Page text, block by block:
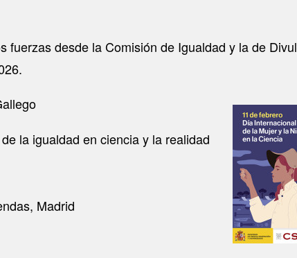
desde la Comisión de Igualdad y la de
Image
la igualdad en ciencia y la realidad
Madrid